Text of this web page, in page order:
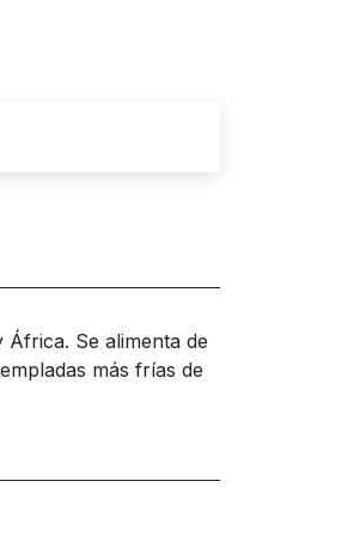
Se alimenta de
más frías de